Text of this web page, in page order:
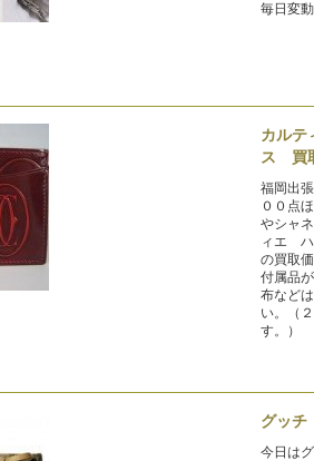
毎日変
カルテ
ス 買
福岡出
００点
やシャ
ィエ ハ
の買取
付属品
布など
い。（
す。）
グッ
今日は